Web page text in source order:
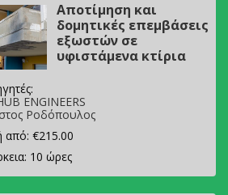
κωδικού
Αποτίμηση και
δομητικές επεμβάσεις
εξωστών σε
υφιστάμενα κτίρια
ENGINEERS
Ροδόπουλος
από: €215.00
10 ώρες